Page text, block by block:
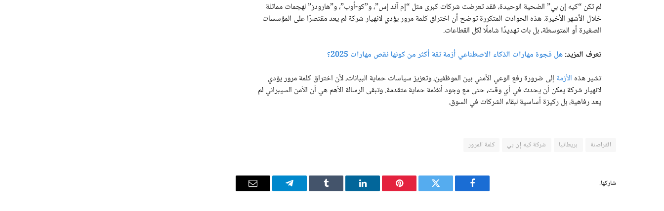
لم تكن “كيه إن بي” الضحية الوحيدة، فقد تعرضت شركات كبرى مثل “إم آند إس”، و”كو-أوب”، و”هارودز” لهجمات مماثلة
خلال الأشهر الأخيرة. هذه الحوادث المتكررة توضح أن اختراق كلمة مرور يؤدي لانهيار شركة لم يعد مقتصرًا على المؤسسات
الصغيرة أو المتوسطة، بل بات تهديدًا شاملًا لكل القطاعات.
تعرف المزيد:هل فجوة مهارات الذكاء الاصطناعي أزمة ثقة أكثر من كونها نقص مهارات 2025؟
تشير هذه الأزمة إلى ضرورة رفع الوعي الأمني بين الموظفين، وتعزيز سياسات حماية البيانات، لأن اختراق كلمة مرور يؤدي
لانهيار شركة يمكن أن يحدث في أي وقت، حتى مع وجود أنظمة حماية متقدمة. وتبقى الرسالة الأهم هي أن الأمن السيبراني لم
يعد رفاهية، بل ركيزة أساسية لبقاء الشركات في السوق.
القراصنة بريطانيا شركة كيه إن بي كلمة المرور
شاركها.
فيسبوك تويتر بينتيريستلينكدإن Tumblr تيلقرام
البريد